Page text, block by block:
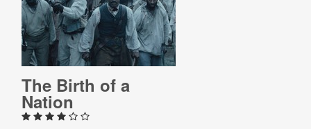
The Birth of a
Nation